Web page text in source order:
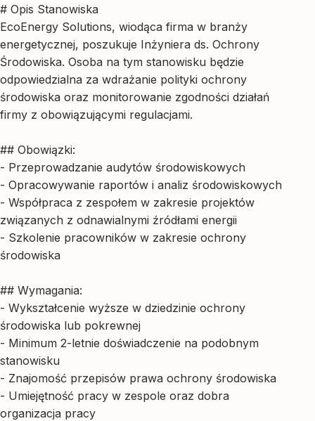
# Opis Stanowiska
EcoEnergy Solutions, wiodąca firma w branży
energetycznej, poszukuje Inżyniera ds. Ochrony
Środowiska. Osoba na tym stanowisku będzie
odpowiedzialna za wdrażanie polityki ochrony
środowiska oraz monitorowanie zgodności działań
firmy z obowiązującymi regulacjami.
## Obowiązki:
- Przeprowadzanie audytów środowiskowych
- Opracowywanie raportów i analiz środowiskowych
- Współpraca z zespołem w zakresie projektów
związanych z odnawialnymi źródłami energii
- Szkolenie pracowników w zakresie ochrony
środowiska
## Wymagania:
- Wykształcenie wyższe w dziedzinie ochrony
środowiska lub pokrewnej
- Minimum 2-letnie doświadczenie na podobnym
stanowisku
- Znajomość przepisów prawa ochrony środowiska
- Umiejętność pracy w zespole oraz dobra
organizacja pracy